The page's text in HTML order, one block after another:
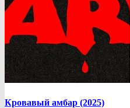
Кровавый амбар (2025)